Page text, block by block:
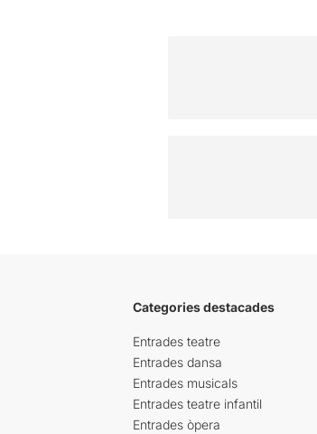
Categories destacades
Entrades teatre
Entrades dansa
Entrades musicals
Entrades teatre infantil
Entrades òpera